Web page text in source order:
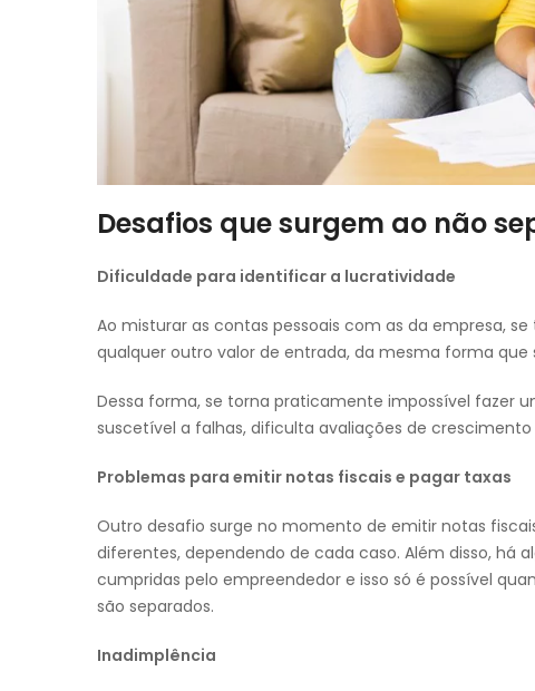
Desafios que surgem ao não
Dificuldade para identificar a lucratividade
Ao misturar as contas pessoais com as da empresa,
qualquer outro valor de entrada, da mesma forma que
Dessa forma, se torna praticamente impossível fazer
suscetível a falhas, dificulta avaliações de
Problemas para emitir notas fiscais e pagar taxas
Outro desafio surge no momento de emitir notas
diferentes, dependendo de cada caso. Além disso, há
cumpridas pelo empreendedor e isso só é possível
são separados.
Inadimplência